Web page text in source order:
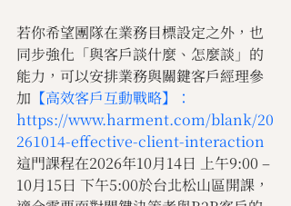
若你希望團隊在業務目標設定之外，也
同步強化「與客戶談什麼、怎麼談」的
能力，可以安排業務與關鍵客戶經理參
加 【高效客戶互動戰略】：
https://www.harment.com/blank/20
261014-effective-client-interaction
這門課程在2026年10月14日 上午9:00 –
10月15日 下午5:00於台北松山區開課，